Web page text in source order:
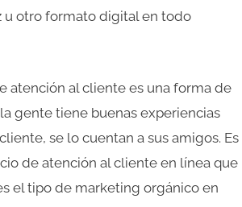
u otro formato digital en todo
atención al cliente es una forma de
gente tiene buenas experiencias
se lo cuentan a sus amigos. Es
de atención al cliente en línea que
el tipo de marketing orgánico en